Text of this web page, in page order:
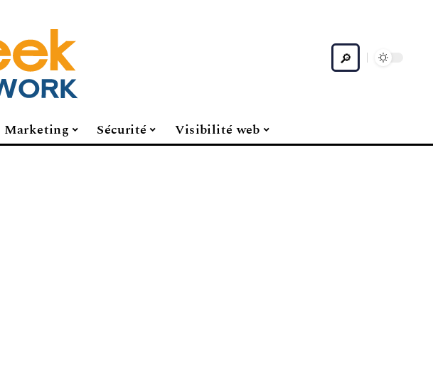
Marketing Sécurité Visibilité web